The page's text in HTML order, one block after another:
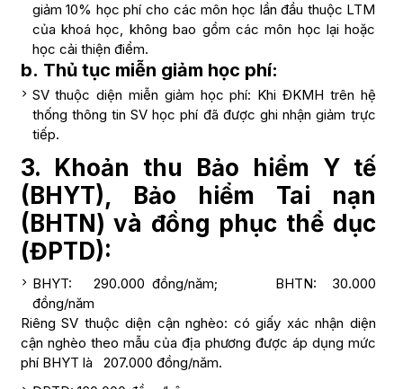
giảm 10% học phí cho các môn học lần đầu thuộc LTM
của khoá học, không bao gồm các môn học lại hoặc
học cải thiện điểm.
b. Thủ tục miễn giảm học phí:
SV thuộc diện miễn giảm học phí: Khi ĐKMH trên hệ
thống thông tin SV học phí đã được ghi nhận giảm trực
tiếp.
3. Khoản thu Bảo hiểm Y tế
(BHYT), Bảo hiểm Tai nạn
(BHTN) và đồng phục thể dục
(ĐPTD):
BHYT: 290.000 đồng/năm; BHTN: 30.000
đồng/năm
Riêng SV thuộc diện cận nghèo: có giấy xác nhận diện
cận nghèo theo mẫu của địa phương được áp dụng mức
phí BHYT là 207.000 đồng/năm.